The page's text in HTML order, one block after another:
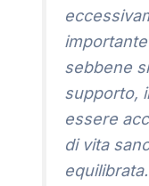
sebbene
supporto,
essere
di vita